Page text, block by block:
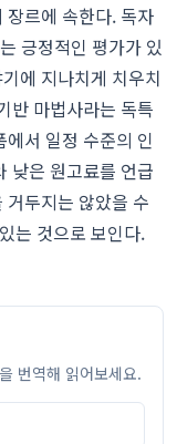
르에 속한다. 독자
긍정적인 평가가 있
에 지나치게 치우치
반 마법사라는 독특
서 일정 수준의 인
낮은 원고료를 언급
두지는 않았을 수
는 것으로 보인다.
번역해 읽어보세요.